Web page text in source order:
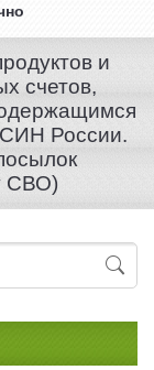
и
счетов,
России.
СВО)